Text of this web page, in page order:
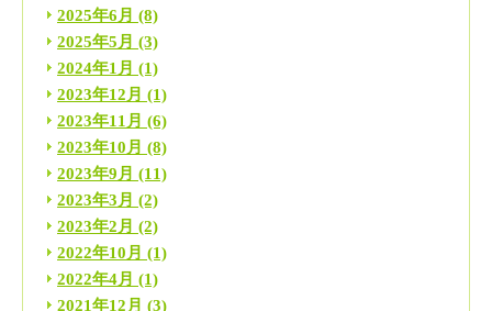
2025年6月 (8)
2025年5月 (3)
2024年1月 (1)
2023年12月 (1)
2023年11月 (6)
2023年10月 (8)
2023年9月 (11)
2023年3月 (2)
2023年2月 (2)
2022年10月 (1)
2022年4月 (1)
2021年12月 (3)